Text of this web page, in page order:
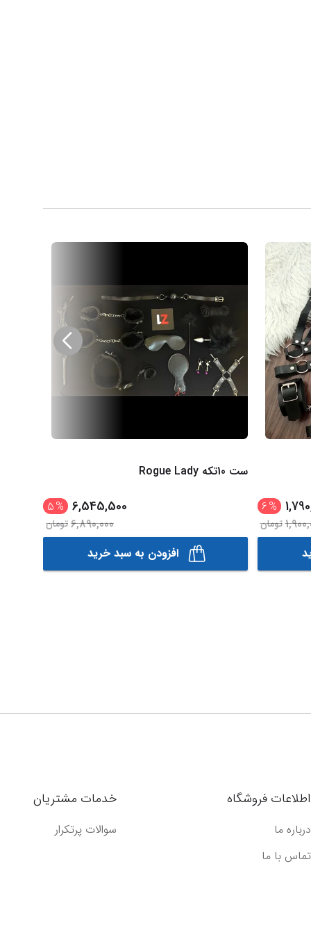
%
6
تومان
ست 10تکه Rogue Lady
6,545,500
%
5
6,890,000تومان
افزودن به سبد خرید
اطلاعات فروشگاه
درباره ما
تماس با ما
خدمات مشتریان
سوالات پرتکرار